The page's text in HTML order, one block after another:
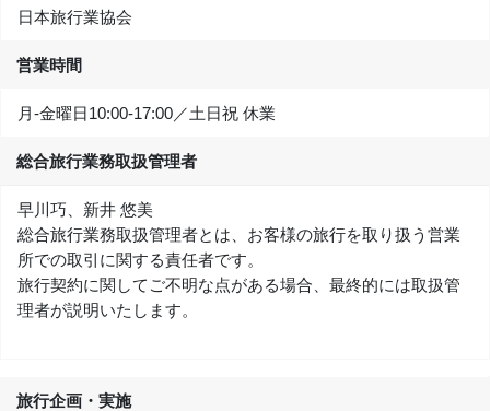
日本旅行業協会
営業時間
月-金曜日10:00‐17:00／土日祝 休業
総合旅行業務取扱管理者
早川巧、新井 悠美
総合旅行業務取扱管理者とは、お客様の旅行を取り扱う営業
所での取引に関する責任者です。
旅行契約に関してご不明な点がある場合、最終的には取扱管
理者が説明いたします。
旅行企画・実施